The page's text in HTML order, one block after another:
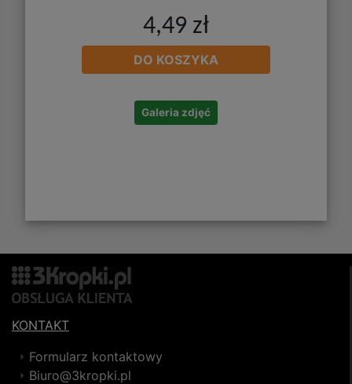
4,49 zł
DO KOSZYKA
Galeria zdjęć
KONTAKT
Formularz kontaktowy
Biuro@3kropki.pl